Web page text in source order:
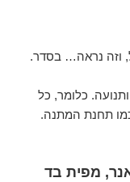
וזה נראה… בסדר.
כלומר, כל
תחנת המתנה.
מפית בד